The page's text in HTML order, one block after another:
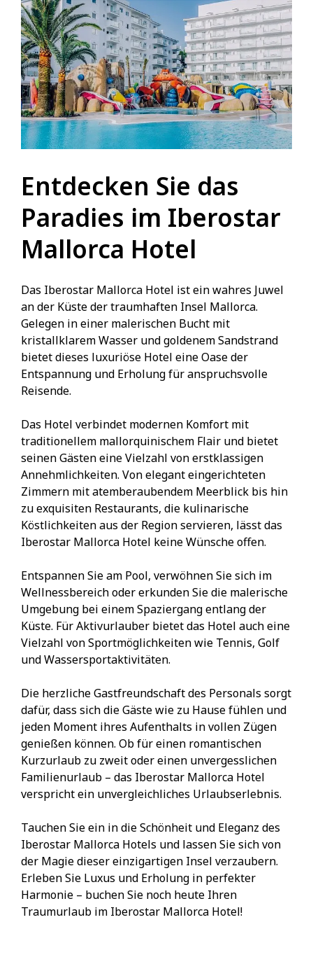
Entdecken Sie das
Paradies im Iberostar
Mallorca Hotel
Das Iberostar Mallorca Hotel ist ein wahres Juwel
an der Küste der traumhaften Insel Mallorca.
Gelegen in einer malerischen Bucht mit
kristallklarem Wasser und goldenem Sandstrand
bietet dieses luxuriöse Hotel eine Oase der
Entspannung und Erholung für anspruchsvolle
Reisende.
Das Hotel verbindet modernen Komfort mit
traditionellem mallorquinischem Flair und bietet
seinen Gästen eine Vielzahl von erstklassigen
Annehmlichkeiten. Von elegant eingerichteten
Zimmern mit atemberaubendem Meerblick bis hin
zu exquisiten Restaurants, die kulinarische
Köstlichkeiten aus der Region servieren, lässt das
Iberostar Mallorca Hotel keine Wünsche offen.
Entspannen Sie am Pool, verwöhnen Sie sich im
Wellnessbereich oder erkunden Sie die malerische
Umgebung bei einem Spaziergang entlang der
Küste. Für Aktivurlauber bietet das Hotel auch eine
Vielzahl von Sportmöglichkeiten wie Tennis, Golf
und Wassersportaktivitäten.
Die herzliche Gastfreundschaft des Personals sorgt
dafür, dass sich die Gäste wie zu Hause fühlen und
jeden Moment ihres Aufenthalts in vollen Zügen
genießen können. Ob für einen romantischen
Kurzurlaub zu zweit oder einen unvergesslichen
Familienurlaub – das Iberostar Mallorca Hotel
verspricht ein unvergleichliches Urlaubserlebnis.
Tauchen Sie ein in die Schönheit und Eleganz des
Iberostar Mallorca Hotels und lassen Sie sich von
der Magie dieser einzigartigen Insel verzaubern.
Erleben Sie Luxus und Erholung in perfekter
Harmonie – buchen Sie noch heute Ihren
Traumurlaub im Iberostar Mallorca Hotel!